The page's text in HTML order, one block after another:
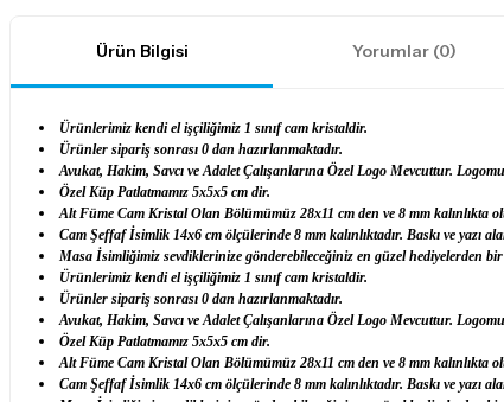
Ürün Bilgisi Yorumlar (0)
Ürünlerimiz kendi el işçiliğimiz 1 sınıf cam kristaldir.
Ürünler sipariş sonrası 0 dan hazırlanmaktadır.
Avukat, Hakim, Savcı ve Adalet Çalışanlarına Özel Logo Mevcuttur.
Özel Küp Patlatmamız 5x5x5 cm dir.
Alt Füme Cam Kristal Olan Bölümümüz 28x11 cm den ve 8 mm kalınlıkta
Cam Şeffaf İsimlik 14x6 cm ölçülerinde 8 mm kalınlıktadır. Baskı ve yazı
Masa İsimliğimiz sevdiklerinize gönderebileceğiniz en güzel hediyelerden
Ürünlerimiz kendi el işçiliğimiz 1 sınıf cam kristaldir.
Ürünler sipariş sonrası 0 dan hazırlanmaktadır.
Avukat, Hakim, Savcı ve Adalet Çalışanlarına Özel Logo Mevcuttur.
Özel Küp Patlatmamız 5x5x5 cm dir.
Alt Füme Cam Kristal Olan Bölümümüz 28x11 cm den ve 8 mm kalınlıkta
Cam Şeffaf İsimlik 14x6 cm ölçülerinde 8 mm kalınlıktadır. Baskı ve yazı